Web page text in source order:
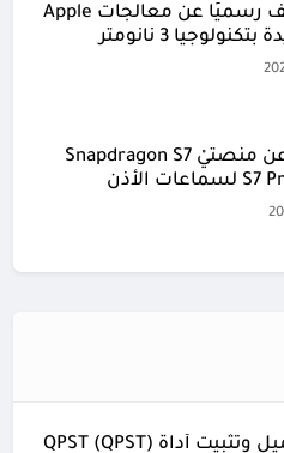
آبل تكشف رسميًا عن معالجات Apple
الكشف عن منصتيْ Snapdragon S7
شرح تحميل وتثبيت أداة (QPST (QPST